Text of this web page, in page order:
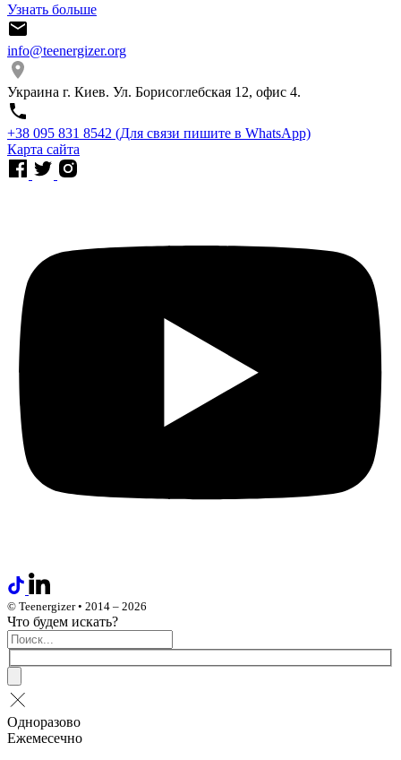
Узнать больше
info@teenergizer.org
Украина г. Киев. Ул. Борисоглебская 12, офис 4.
⁨+38 095 831 8542⁩ (Для связи пишите в WhatsApp)
Карта сайта
© Teenergizer • 2014 – 2026
Что будем искать?
Одноразово
Ежемесечно